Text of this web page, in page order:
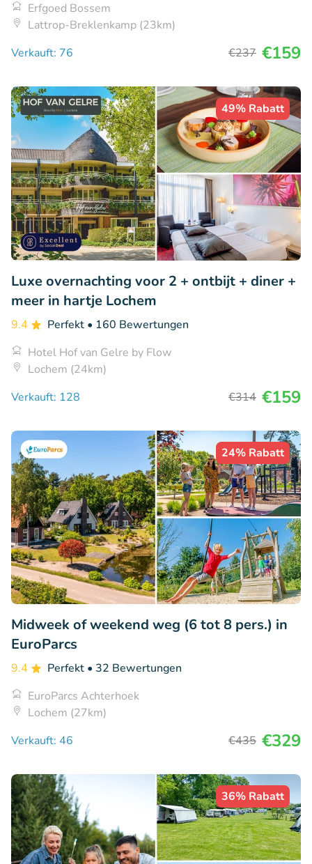
Erfgoed Bossem
Lattrop-Breklenkamp (23km)
Verkauft: 76
€237 €159
49% Rabatt
Luxe overnachting voor 2 + ontbijt + diner +
meer in hartje Lochem
9.4 Perfekt • 160 Bewertungen
Hotel Hof van Gelre by Flow
Lochem (24km)
Verkauft: 128
€314 €159
24% Rabatt
Midweek of weekend weg (6 tot 8 pers.) in
EuroParcs
9.4 Perfekt • 32 Bewertungen
EuroParcs Achterhoek
Lochem (27km)
Verkauft: 46
€435 €329
36% Rabatt